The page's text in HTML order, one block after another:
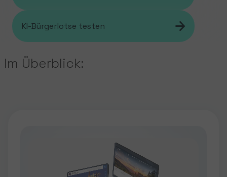
KI-Bürgerlotse testen
Im Überblick: